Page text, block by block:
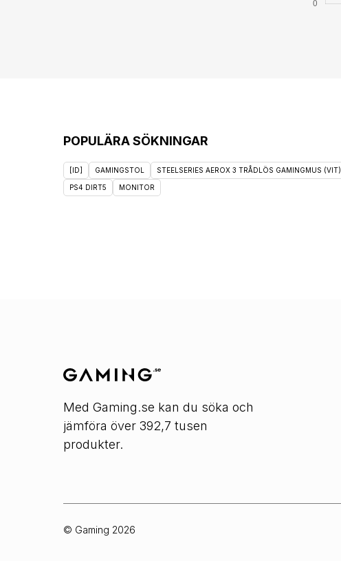
POPULÄRA SÖKNINGAR
[ID] GAMINGSTOL STEELSERIES AEROX 3 TRÅDLÖS GAMINGMUS (VIT)
PS4 DIRT5 MONITOR
Med Gaming.se kan du söka och
jämföra över 392,7 tusen
produkter.
© Gaming 2026